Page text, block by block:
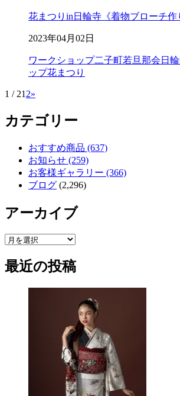
花まつりin日輪寺《着物ブローチ作
2023年04月02日
ワークショップ二子町若旦那会 日
ップ花まつり
1 / 21 2»
カテゴリー
おすすめ商品 (637)
お知らせ (259)
お客様ギャラリー (366)
ブログ (2,296)
アーカイブ
ア
カ
イ
最近の投稿